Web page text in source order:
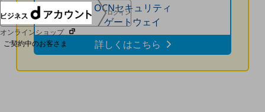
ログイン
オンラインショップ
ご契約中のお客さま
OCNセキュリティ
ゲートウェイ
詳しくはこちら